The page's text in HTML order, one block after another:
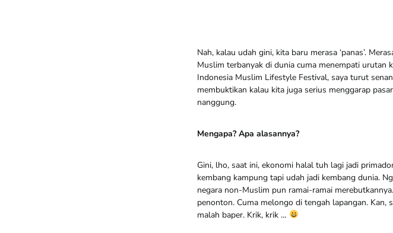
Nah, kalau udah gini, kita baru merasa ‘panas’.
Muslim terbanyak di dunia cuma menempati urutan
Indonesia Muslim Lifestyle Festival, saya turut
membuktikan kalau kita juga serius menggarap
nanggung.
Mengapa? Apa alasannya?
Gini, lho, saat ini, ekonomi halal tuh lagi jadi
kembang kampung tapi udah jadi kembang dunia.
negara non-Muslim pun ramai-ramai
penonton. Cuma melongo di tengah lapangan. Kan,
malah baper. Krik, krik …